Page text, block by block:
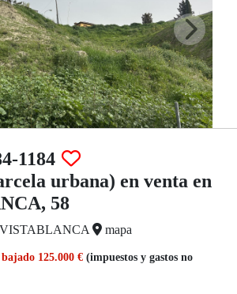
1184
urbana) en venta en
58
VISTABLANCA mapa
125.000 € (impuestos y gastos no